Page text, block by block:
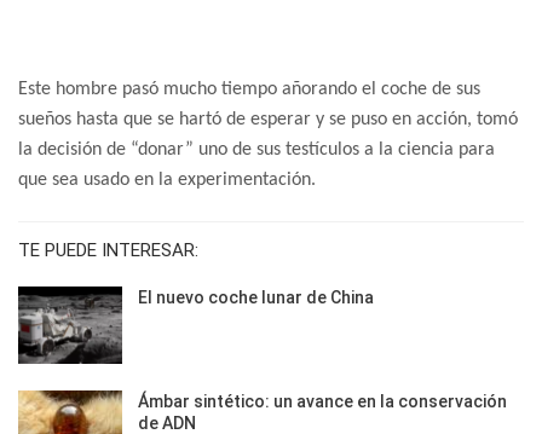
Este hombre pasó mucho tiempo añorando el coche de sus
sueños hasta que se hartó de esperar y se puso en acción, tomó
la decisión de “donar” uno de sus testículos a la ciencia para
que sea usado en la experimentación.
TE PUEDE INTERESAR:
El nuevo coche lunar de China
Ámbar sintético: un avance en la conservación
de ADN